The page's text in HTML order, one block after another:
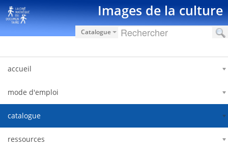
Saut au contenu Images de la culture
Catalogue
accueil
mode d'emploi
catalogue
ressources